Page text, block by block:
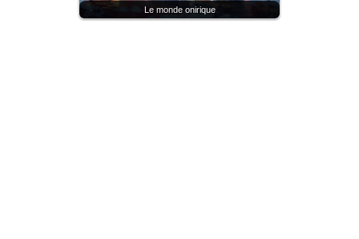
Le monde onirique